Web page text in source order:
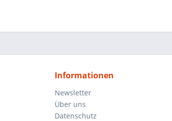
Informationen
Newsletter
Über uns
Datenschutz